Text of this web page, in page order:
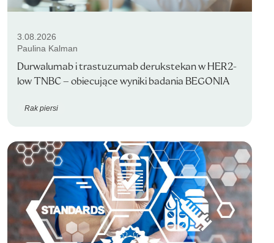
3.08.2026
Paulina Kalman
Durwalumab i trastuzumab derukstekan w HER2-
low TNBC – obiecujące wyniki badania BEGONIA
Rak piersi